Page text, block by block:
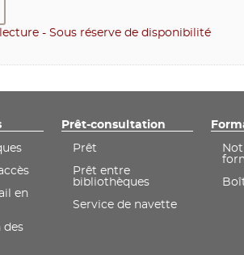
- Sous réserve de disponibilité
en
des
Prêt-consultation
Prêt
Prêt entre
bibliothèques
Service de navette